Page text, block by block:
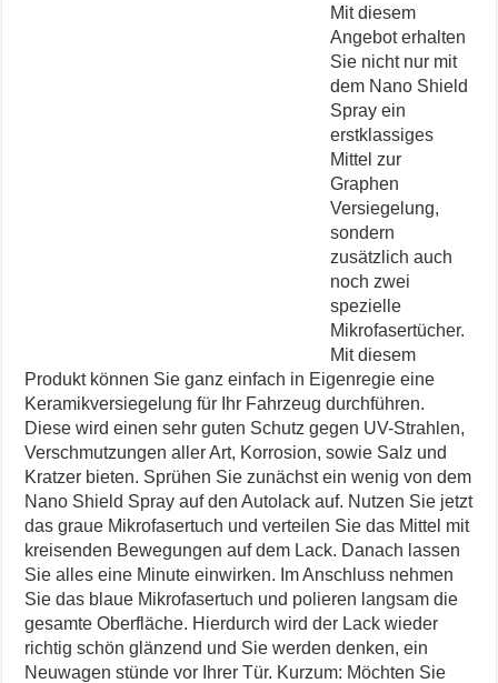
Mit diesem
Angebot erhalten
Sie nicht nur mit
dem Nano Shield
Spray ein
erstklassiges
Mittel zur
Graphen
Versiegelung,
sondern
zusätzlich auch
noch zwei
spezielle
Mikrofasertücher.
Mit diesem
Produkt können Sie ganz einfach in Eigenregie eine
Keramikversiegelung für Ihr Fahrzeug durchführen.
Diese wird einen sehr guten Schutz gegen UV-Strahlen,
Verschmutzungen aller Art, Korrosion, sowie Salz und
Kratzer bieten. Sprühen Sie zunächst ein wenig von dem
Nano Shield Spray auf den Autolack auf. Nutzen Sie jetzt
das graue Mikrofasertuch und verteilen Sie das Mittel mit
kreisenden Bewegungen auf dem Lack. Danach lassen
Sie alles eine Minute einwirken. Im Anschluss nehmen
Sie das blaue Mikrofasertuch und polieren langsam die
gesamte Oberfläche. Hierdurch wird der Lack wieder
richtig schön glänzend und Sie werden denken, ein
Neuwagen stünde vor Ihrer Tür. Kurzum: Möchten Sie